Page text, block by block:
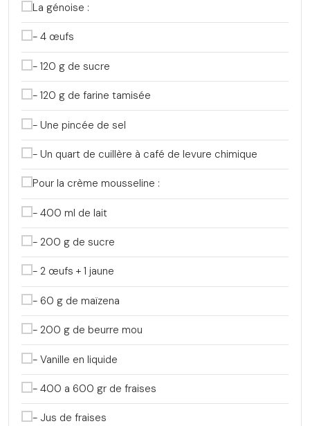
La génoise :
- 4 œufs
- 120 g de sucre
- 120 g de farine tamisée
- Une pincée de sel
- Un quart de cuillère à café de levure chimique
Pour la crème mousseline :
- 400 ml de lait
- 200 g de sucre
- 2 œufs + 1 jaune
- 60 g de maïzena
- 200 g de beurre mou
- Vanille en liquide
- 400 a 600 gr de fraises
- Jus de fraises